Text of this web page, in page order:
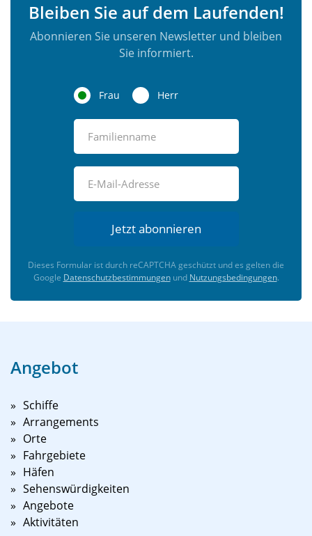
Bleiben Sie auf dem Laufenden!
Abonnieren Sie unseren Newsletter und bleiben
Sie informiert.
Frau Herr
Jetzt abonnieren
Dieses Formular ist durch reCAPTCHA geschützt und es gelten die
Google Datenschutzbestimmungenund Nutzungsbedingungen.
Angebot
Schiffe
Arrangements
Orte
Fahrgebiete
Häfen
Sehenswürdigkeiten
Angebote
Aktivitäten